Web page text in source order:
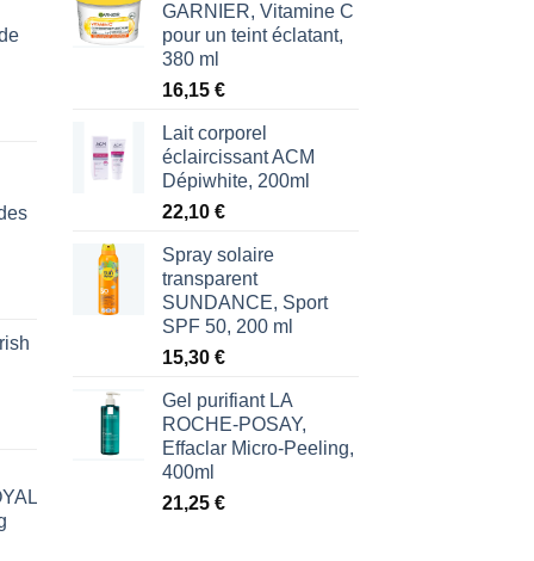
GARNIER, Vitamine C
pour un teint éclatant,
380 ml
16,15 €
Lait corporel
éclaircissant ACM
Dépiwhite, 200ml
22,10 €
Spray solaire
transparent
SUNDANCE, Sport
SPF 50, 200 ml
15,30 €
Gel purifiant LA
ROCHE-POSAY,
Effaclar Micro-Peeling,
400ml
21,25 €